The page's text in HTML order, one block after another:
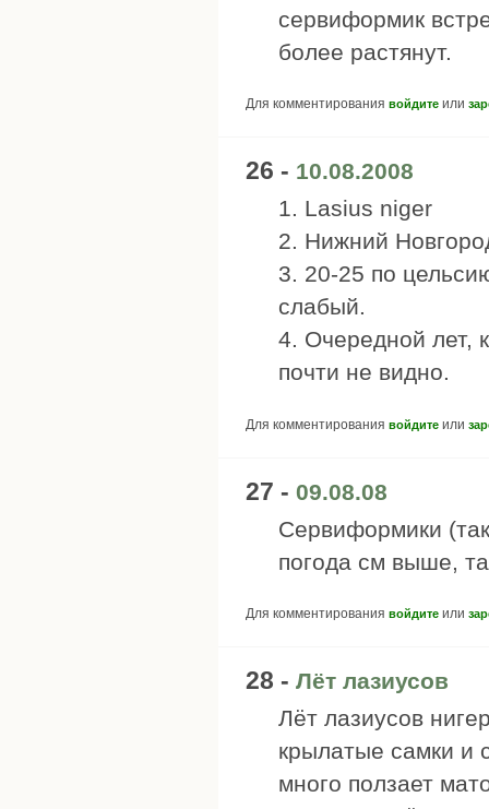
сервиформик
более растянут.
Для комментирования войдите или
26 - 10.08.2008
1. Lasius niger
2. Нижний
3. 20-25 по
слабый.
4. Очередной лет,
почти не видно.
Для комментирования войдите или
27 - 09.08.08
Сервиформики
погода см выше,
Для комментирования войдите или
28 - Лёт лазиусов
Лёт лазиусов
крылатые самки и
много ползает